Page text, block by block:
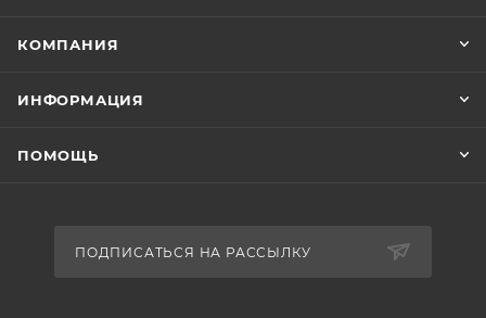
КОМПАНИЯ
ИНФОРМАЦИЯ
ПОМОЩЬ
ПОДПИСАТЬСЯ НА РАССЫЛКУ